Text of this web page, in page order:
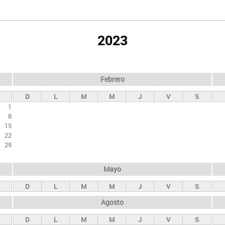
2023
1
8
15
22
29
Febrero
D L M M J V S
Mayo
D L M M J V S
Agosto
D L M M J V S